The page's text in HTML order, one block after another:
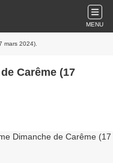
MENU
mars 2024).
Carême (17